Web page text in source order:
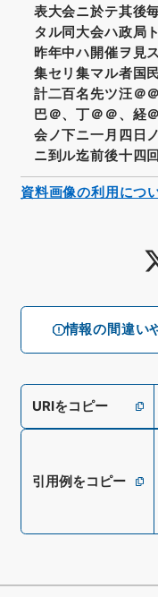
情報の間違い
表大会ニ於テ其後
タル同大会ハ政局
昨年中ハ開催ヲ見
集セリ集マル者国
計二百名先ツ汪＠
巴＠、丁＠＠、経
会ノ下ニ一月四日
ニ到ル迄前後十四
URIをコピー
引用例をコピー
資料画像の利用につ